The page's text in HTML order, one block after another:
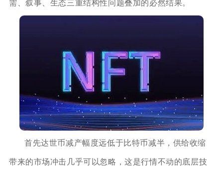
需、叙事、生态三重结构性问题叠加的必然结果。
首先达世币减产幅度远低于比特币减半，供给收缩
带来的市场冲击几乎可以忽略，这是行情不动的底层技